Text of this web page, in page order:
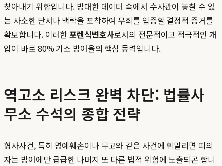
찾아내기 위함입니다. 방대한 데이터 속에서 수사관이 놓칠 수 있
는 사소한 단서나 맥락을 포착하여 무죄를 입증할 결정적 증거를
확보합니다. 이러한포렌식변호사로서의 전문적이고 적극적인 개
입이 바로 80% 기소 방어율의 핵심 동력입니다.
역고소 리스크 완벽 차단: 법률사
무소 수석의 종합 전략
형사사건, 특히 명예훼손이나 무고와 같은 사건에 휘말리면 피의
자는 방어에만 급급한 나머지 또 다른 법적 위험에 노출되곤 합니